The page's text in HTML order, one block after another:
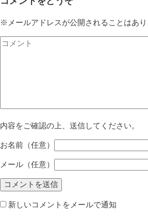
※メールアドレスが公開されることはあ
内容をご確認の上、送信してください。
お名前（任意）
メール（任意）
新しいコメントをメールで通知